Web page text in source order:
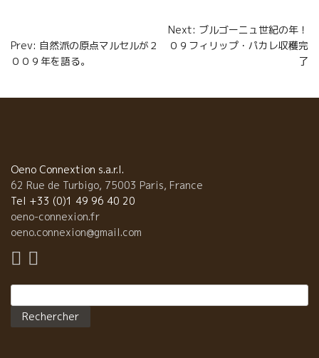
k
r
Navigation
de
Prev: 自然派の原点マルセルが２
００９年を語る。
Next: ブルゴーニュ世紀の年！
０９フィリップ・パカレ収穫完
了
Oeno Connextion s.a.r.l.
62 Rue de Turbigo, 75003 Paris, France
Tel +33 (0)1 49 96 40 20
oeno-connexion.fr
oeno.connexion@gmail.com